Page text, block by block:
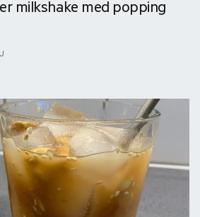
milkshake med popping